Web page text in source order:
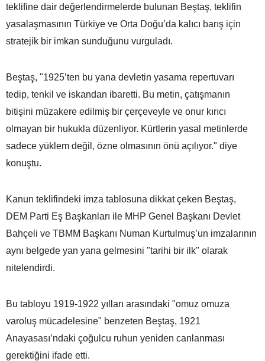
teklifine dair değerlendirmelerde bulunan Beştaş, teklifin
yasalaşmasının Türkiye ve Orta Doğu’da kalıcı barış için
stratejik bir imkan sunduğunu vurguladı.
Beştaş, "1925’ten bu yana devletin yasama repertuvarı
tedip, tenkil ve iskandan ibaretti. Bu metin, çatışmanın
bitişini müzakere edilmiş bir çerçeveyle ve onur kırıcı
olmayan bir hukukla düzenliyor. Kürtlerin yasal metinlerde
sadece yüklem değil, özne olmasının önü açılıyor." diye
konuştu.
Kanun teklifindeki imza tablosuna dikkat çeken Beştaş,
DEM Parti Eş Başkanları ile MHP Genel Başkanı Devlet
Bahçeli ve TBMM Başkanı Numan Kurtulmuş’un imzalarının
aynı belgede yan yana gelmesini "tarihi bir ilk" olarak
nitelendirdi.
Bu tabloyu 1919-1922 yılları arasındaki "omuz omuza
varoluş mücadelesine" benzeten Beştaş, 1921
Anayasası’ndaki çoğulcu ruhun yeniden canlanması
gerektiğini ifade etti.